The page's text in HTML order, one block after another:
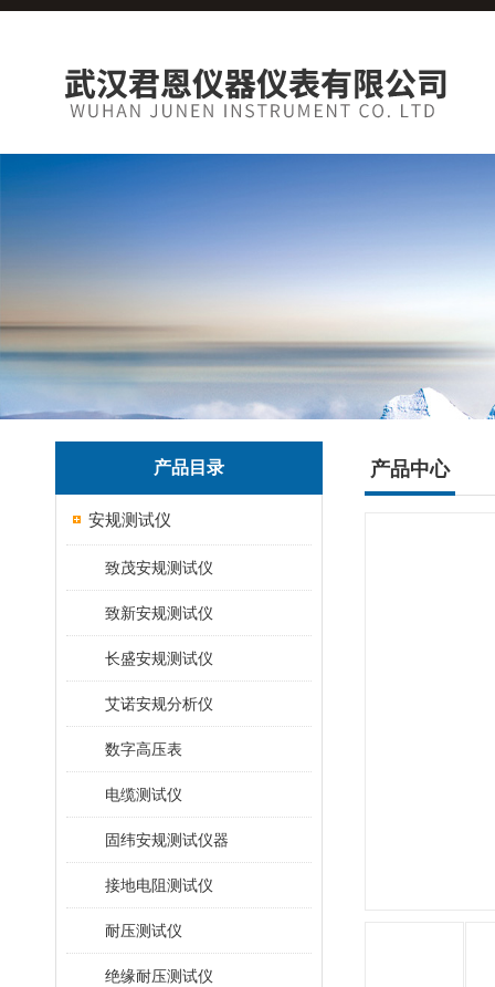
产品目录
安规测试仪
致茂安规测试仪
致新安规测试仪
长盛安规测试仪
艾诺安规分析仪
数字高压表
电缆测试仪
固纬安规测试仪器
接地电阻测试仪
耐压测试仪
绝缘耐压测试仪
产品中心